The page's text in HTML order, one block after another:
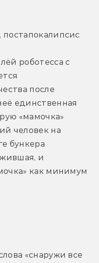
постапокалипсис
роботесса с
после
единственная
«мамочка»
человек на
бункера
и
как минимум
«снаружи все